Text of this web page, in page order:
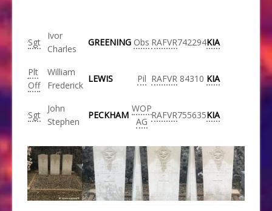
Sgt
Ivor
Charles
GREENING Obs RAFVR742294KIA
Plt
Off
William
Frederick
LEWIS Pil RAFVR 84310 KIA
Sgt
John
Stephen
PECKHAM
WOP
AG
RAFVR755635KIA